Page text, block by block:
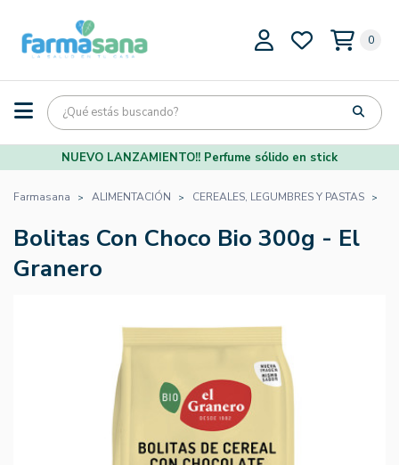
0
NUEVO LANZAMIENTO!! Perfume sólido en stick
Farmasana ALIMENTACIÓN CEREALES, LEGUMBRES Y PASTAS
Bolitas Con Choco Bio 300g - El
Granero